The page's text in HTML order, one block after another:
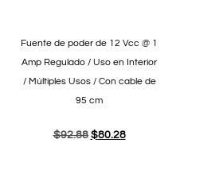
Fuente de poder de 12 Vcc @ 1
Amp Regulado / Uso en Interior
/ Múltiples Usos / Con cable de
95 cm
$92.88 $80.28